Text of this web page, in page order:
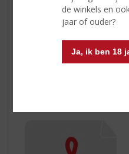
de winkels en
jaar of ouder?
Ja, ik ben 18
Voor het crediteren van
binnen 5 werkdagen, na
aankoopbedrag terug te
Toch nog vragen over het